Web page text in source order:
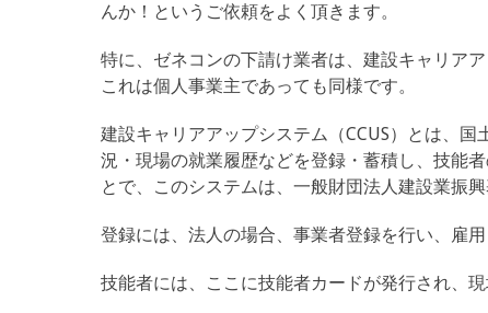
んか！というご依頼をよく頂きます。
特に、ゼネコンの下請け業者は、建設キャリア
これは個人事業主であっても同様です。
建設キャリアアップシステム（CCUS）とは、
況・現場の就業履歴などを登録・蓄積し、技能
とで、このシステムは、一般財団法人建設業振
登録には、法人の場合、事業者登録を行い、雇
技能者には、ここに技能者カードが発行され、